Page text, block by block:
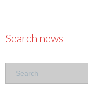
Search news